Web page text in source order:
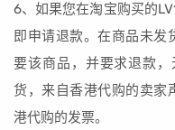
6、如果您在淘宝购买的
即申请退款。在商品未发
要该商品，并要求退款
货，来自香港代购的卖家
港代购的发票。